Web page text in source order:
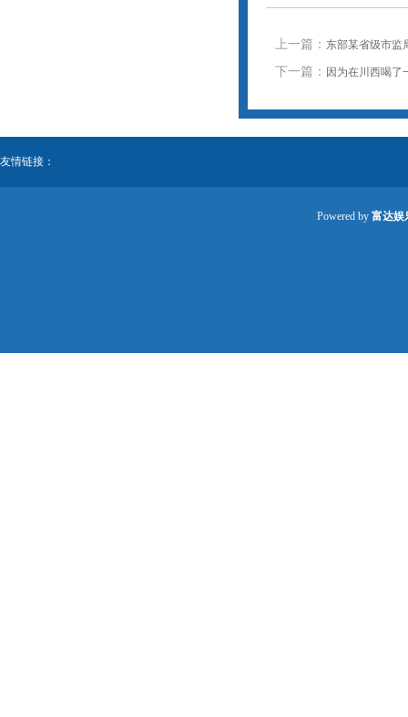
上一篇： 东部某省级市监
下一篇： 因为在川西喝了
友情链接：
Powered by 富达娱